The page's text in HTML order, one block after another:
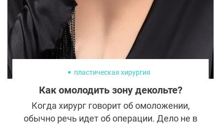
пластическая хирургия
Как омолодить зону декольте?
Когда хирург говорит об омоложении,
обычно речь идет об операции. Дело не в